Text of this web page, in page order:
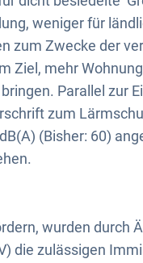
weniger für
zum Zwecke der
Ziel, mehr
Parallel zur
zum
(Bisher: 60)
wurden durch
die zulässigen